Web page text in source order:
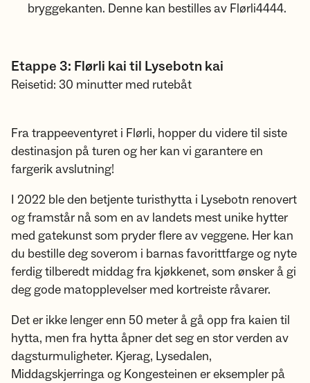
bryggekanten. Denne kan bestilles av Flørli4444.
Etappe 3: Flørli kai til Lysebotn kai
Reisetid: 30 minutter med rutebåt
Fra trappeeventyret i Flørli, hopper du videre til siste
destinasjon på turen og her kan vi garantere en
fargerik avslutning!
I 2022 ble den betjente turisthytta i Lysebotn renovert
og framstår nå som en av landets mest unike hytter
med gatekunst som pryder flere av veggene. Her kan
du bestille deg soverom i barnas favorittfarge og nyte
ferdig tilberedt middag fra kjøkkenet, som ønsker å gi
deg gode matopplevelser med kortreiste råvarer.
Det er ikke lenger enn 50 meter å gå opp fra kaien til
hytta, men fra hytta åpner det seg en stor verden av
dagsturmuligheter. Kjerag, Lysedalen,
Middagskjerringa og Kongesteinen er eksempler på